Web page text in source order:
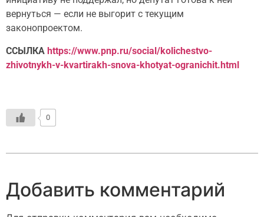
вернуться — если не выгорит с текущим
законопроектом.
ССЫЛКА https://www.pnp.ru/social/kolichestvo-
zhivotnykh-v-kvartirakh-snova-khotyat-ogranichit.html
0
Добавить комментарий